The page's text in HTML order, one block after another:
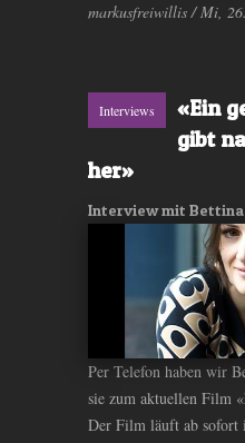
markusfreiwillis / Mi,
Interviews
«Ein
gibt
her»
Interview mit
Per Telefon haben wir
sie zum aktuellen Film
Der Film läuft ab sofort